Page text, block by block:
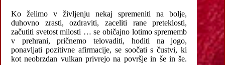
Ko želimo v življenju nekaj spremeniti na bolje,
duhovno zrasti, ozdraviti, zaceliti rane preteklosti,
začutiti svetost milosti … se običajno lotimo sprememb
v prehrani, pričnemo telovaditi, hoditi na jogo,
ponavljati pozitivne afirmacije, se soočati s čustvi, ki
kot neobrzdan vulkan privrejo na površje in še in še.